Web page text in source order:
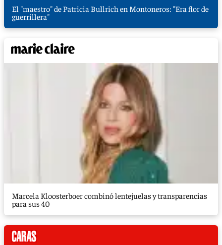
El "maestro" de Patricia Bullrich en Montoneros: "Era flor de
guerrillera"
Marcela Kloosterboer combinó lentejuelas y transparencias
para sus 40